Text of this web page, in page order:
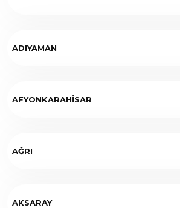
ADIYAMAN
AFYONKARAHİSAR
AĞRI
AKSARAY